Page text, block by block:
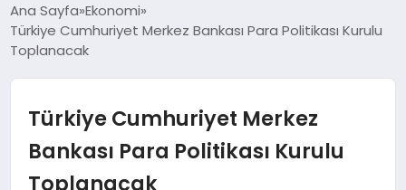
GÜNDEM
TEKNOLOJI
Ana Sayfa Ekonomi
Türkiye Cumhuriyet Merkez Bankası Para Politikası Kurulu
Toplanacak
Türkiye Cumhuriyet Merkez
Bankası Para Politikası Kurulu
Toplanacak